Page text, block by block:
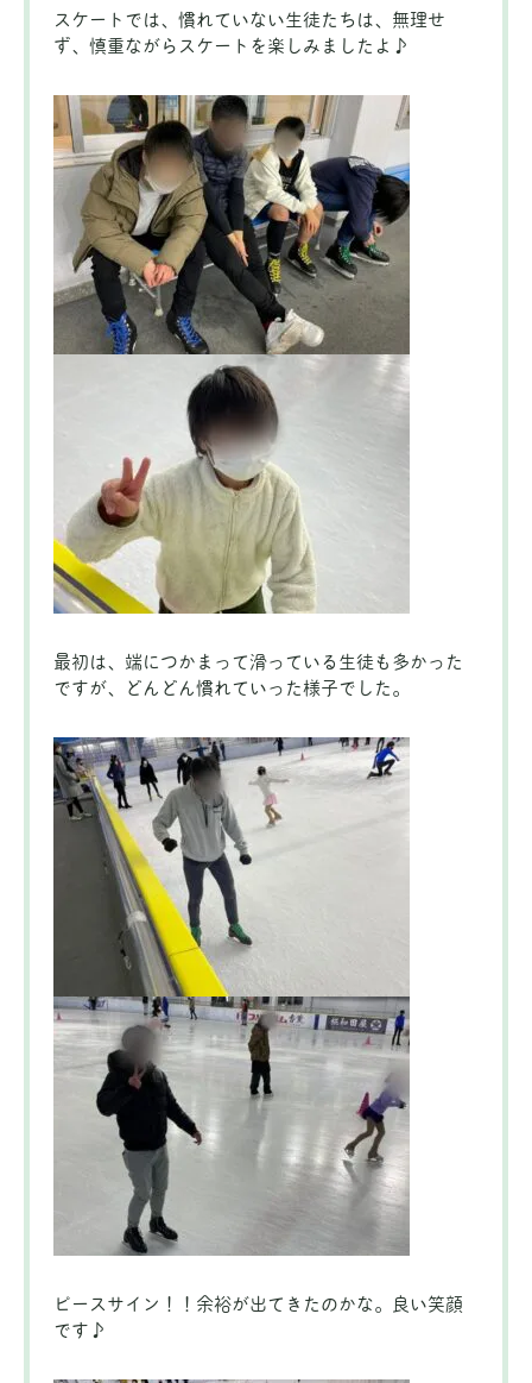
スケートでは、慣れていない生徒たちは、無理せ
ず、慎重ながらスケートを楽しみましたよ♪
最初は、端につかまって滑っている生徒も多かった
ですが、どんどん慣れていった様子でした。
ピースサイン！！余裕が出てきたのかな。良い笑顔
です♪